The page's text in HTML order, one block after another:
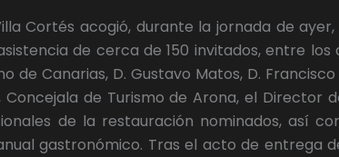
Cortés acogió, durante la jornada de
de cerca de 150 invitados, entre
Canarias, D. Gustavo Matos, D.
de Turismo de Arona, el Director
de la restauración nominados, así
gastronómico. Tras el acto de entrega